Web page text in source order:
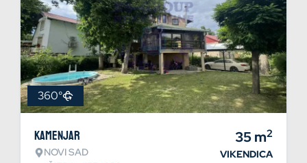
360°
Kamenjar
NOVI SAD
35m2
VIKENDICA